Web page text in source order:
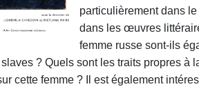
particulièrement dans le
dans les œuvres
femme russe sont-ils
? Quels sont les traits propres à
cette femme ? Il est également